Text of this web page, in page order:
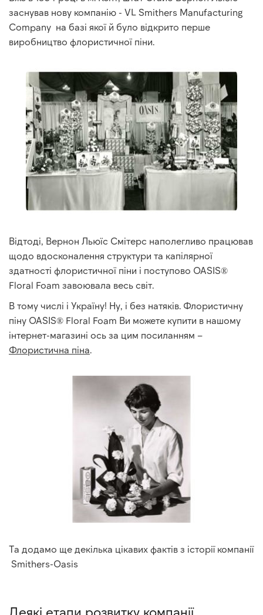
заснував нову компанію - VL Smithers Manufacturing
Company на базі якої й було відкрито перше
виробництво флористичної піни.
Відтоді, Вернон Льюїс Смітерс наполегливо працював
щодо вдосконалення структури та капілярної
здатності флористичної піни і поступово OASIS®
Floral Foam завоювала весь світ.
В тому числі і Україну! Ну, і без натяків. Флористичну
піну OASIS® Floral Foam Ви можете купити в нашому
інтернет-магазині ось за цим посиланням –
Флористична піна.
Та додамо ще декілька цікавих фактів з історії компанії
Smithers-Oasis
Деякі етапи розвитку компанії